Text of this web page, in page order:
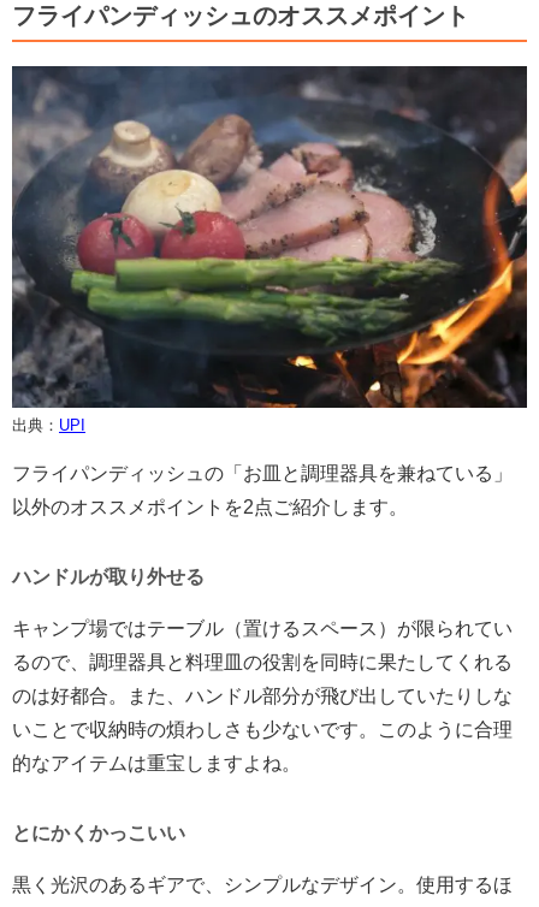
フライパンディッシュのオススメポイント
出典： UPI
フライパンディッシュの「お皿と調理器具を兼ねている」
以外のオススメポイントを2点ご紹介します。
ハンドルが取り外せる
キャンプ場ではテーブル（置けるスペース）が限られてい
るので、調理器具と料理皿の役割を同時に果たしてくれる
のは好都合。また、ハンドル部分が飛び出していたりしな
いことで収納時の煩わしさも少ないです。このように合理
的なアイテムは重宝しますよね。
とにかくかっこいい
黒く光沢のあるギアで、シンプルなデザイン。使用するほ